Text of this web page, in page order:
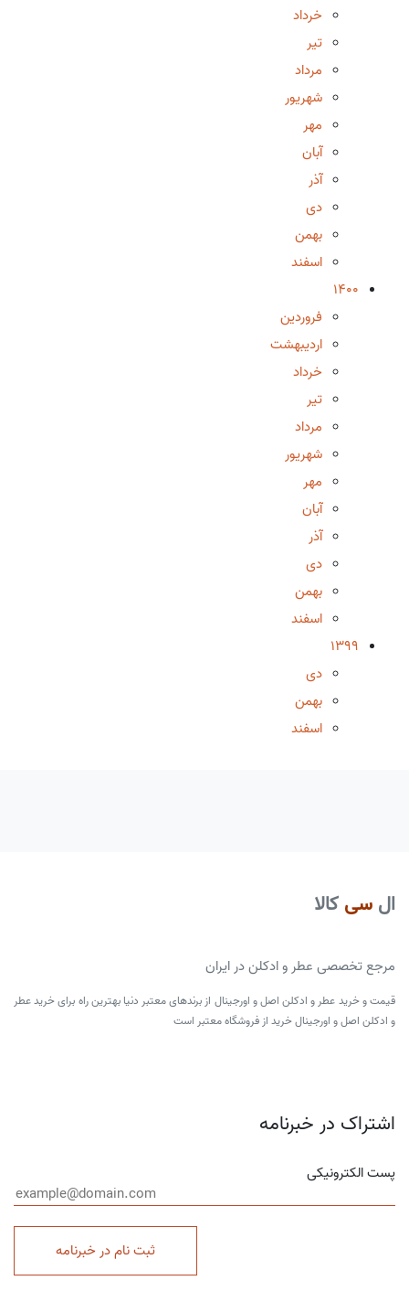
خرداد
تیر
مرداد
شهریور
مهر
آبان
آذر
دی
بهمن
اسفند
1400
فروردین
اردیبهشت
خرداد
تیر
مرداد
شهریور
مهر
آبان
آذر
دی
بهمن
اسفند
1399
دی
بهمن
اسفند
ال سی کالا
مرجع تخصصی عطر و ادکلن در ایران
قیمت و خرید عطر و ادکلن اصل و اورجینال از برندهای معتبر دنیا بهترین راه برای خرید عطر
و ادکلن اصل و اورجینال خرید از فروشگاه معتبر است
اشتراک در خبرنامه
پست الکترونیکی
ثبت نام در خبرنامه